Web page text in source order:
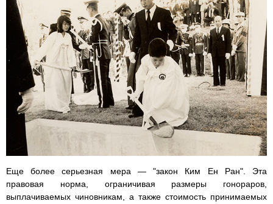
Еще более серьезная мера — "закон Ким Ен Ран". Эта
правовая норма, ограничивая размеры гонораров,
выплачиваемых чиновникам, а также стоимость принимаемых